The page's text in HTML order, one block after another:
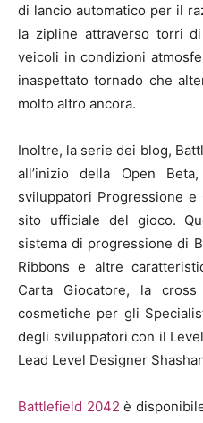
di lancio automatico per il
la zipline attraverso torri
veicoli in condizioni
inaspettato tornado che
molto altro ancora.
Inoltre, la serie dei blog,
all’inizio della Open
sviluppatori Progressione e
sito ufficiale del gioco.
sistema di progressione di
Ribbons e altre
Carta Giocatore, la
cosmetiche per gli
degli sviluppatori con il
Lead Level Designer
Battlefield 2042è